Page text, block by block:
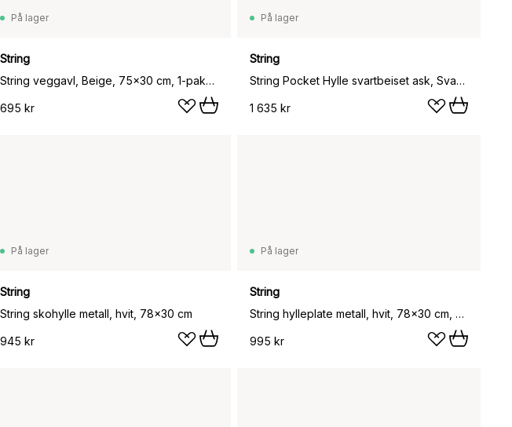
På lager
String
String veggavl, Beige, 75x30 cm, 1-pakning
695 kr
På lager
String
String Pocket Hylle svartbeiset ask, Svartbeiset ask
1 635 kr
På lager
String
String skohylle metall, hvit, 78x30 cm
945 kr
På lager
String
String hylleplate metall, hvit, 78x30 cm, høy kant
995 kr